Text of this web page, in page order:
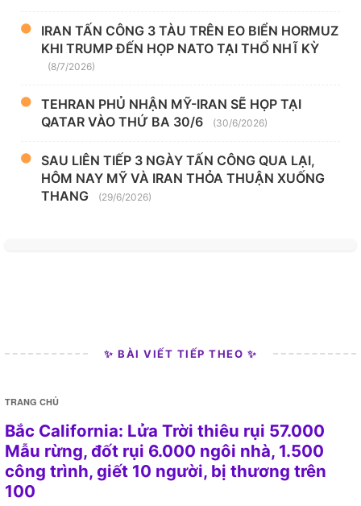
IRAN TẤN CÔNG 3 TÀU TRÊN EO BIỂN HORMUZ
KHI TRUMP ĐẾN HỌP NATO TẠI THỔ NHĨ KỲ
(8/7/2026)
TEHRAN PHỦ NHẬN MỸ-IRAN SẼ HỌP TẠI
QATAR VÀO THỨ BA 30/6
(30/6/2026)
SAU LIÊN TIẾP 3 NGÀY TẤN CÔNG QUA LẠI,
HÔM NAY MỸ VÀ IRAN THỎA THUẬN XUỐNG
THANG
(29/6/2026)
✨ BÀI VIẾT TIẾP THEO ✨
TRANG CHỦ
Bắc California: Lửa Trời thiêu rụi 57.000
Mẫu rừng, đốt rụi 6.000 ngôi nhà, 1.500
công trình, giết 10 người, bị thương trên
100